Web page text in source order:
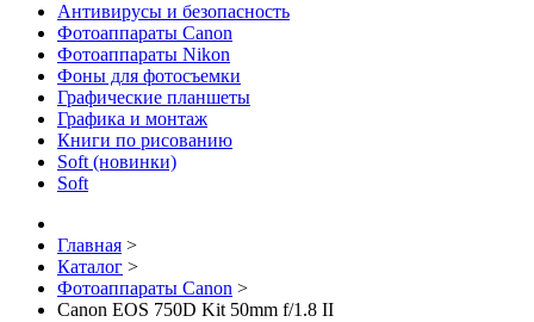
Антивирусы и безопасность
Фотоаппараты Canon
Фотоаппараты Nikon
Фоны для фотосъемки
Графические планшеты
Графика и монтаж
Книги по рисованию
Soft (новинки)
Soft
Главная >
Каталог >
Фотоаппараты Canon >
Canon EOS 750D Kit 50mm f/1.8 II